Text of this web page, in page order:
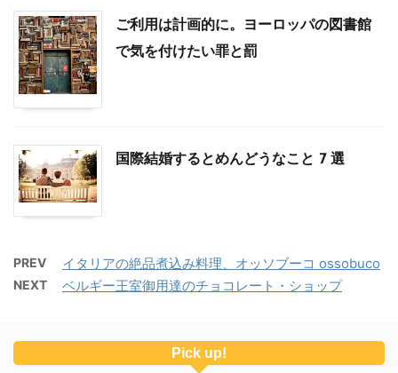
ご利用は計画的に。ヨーロッパの図書館
で気を付けたい罪と罰
国際結婚するとめんどうなこと 7 選
PREV イタリアの絶品煮込み料理、オッソブーコ ossobuco
NEXT ベルギー王室御用達のチョコレート・ショップ
Pick up!